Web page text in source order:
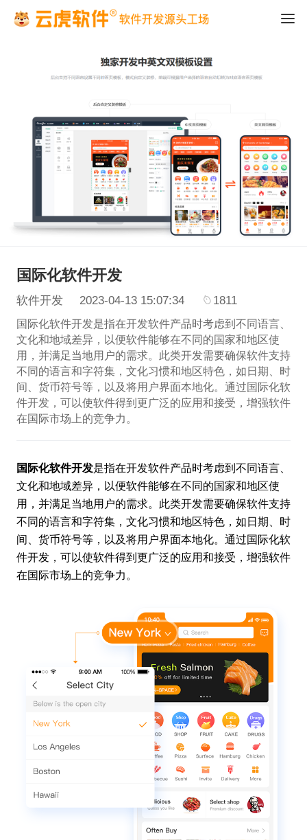
国际化软件开发
软件开发 2023-04-13 15:07:34 1811
国际化软件开发是指在开发软件产品时考虑到不同语言、
文化和地域差异，以便软件能够在不同的国家和地区使
用，并满足当地用户的需求。此类开发需要确保软件支持
不同的语言和字符集，文化习惯和地区特色，如日期、时
间、货币符号等，以及将用户界面本地化。通过国际化软
件开发，可以使软件得到更广泛的应用和接受，增强软件
在国际市场上的竞争力。
国际化软件开发是指在开发软件产品时考虑到不同语言、
文化和地域差异，以便软件能够在不同的国家和地区使
用，并满足当地用户的需求。此类开发需要确保软件支持
不同的语言和字符集，文化习惯和地区特色，如日期、时
间、货币符号等，以及将用户界面本地化。通过国际化软
件开发，可以使软件得到更广泛的应用和接受，增强软件
在国际市场上的竞争力。